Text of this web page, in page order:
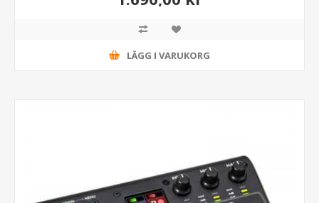
LÄGG I VARUKORG